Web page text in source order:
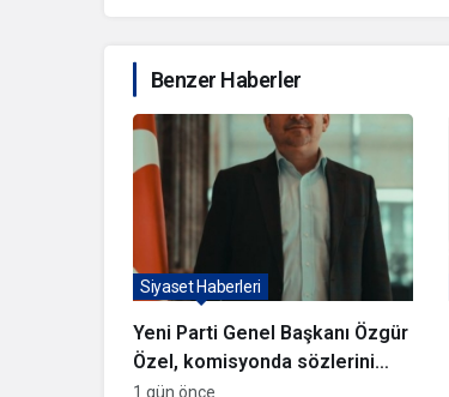
Benzer Haberler
Yeni Parti Genel Başkanı Özgür
Özel, komisyonda sözlerini
duyuracak
Siyaset Haberleri
1 gün önce